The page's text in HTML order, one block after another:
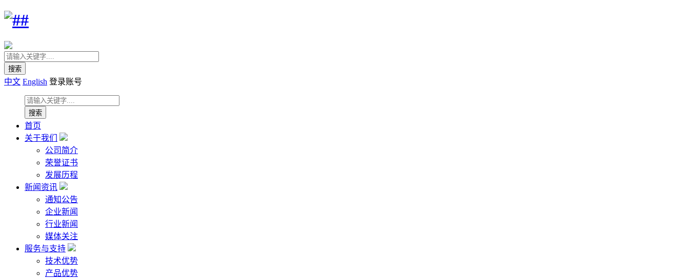
中文 English 登录账号
首页
关于我们
公司简介
荣誉证书
发展历程
新闻资讯
通知公告
企业新闻
行业新闻
媒体关注
服务与支持
技术优势
产品优势